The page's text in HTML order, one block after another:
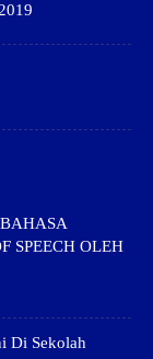
SPEECH OLEH
Di Sekolah